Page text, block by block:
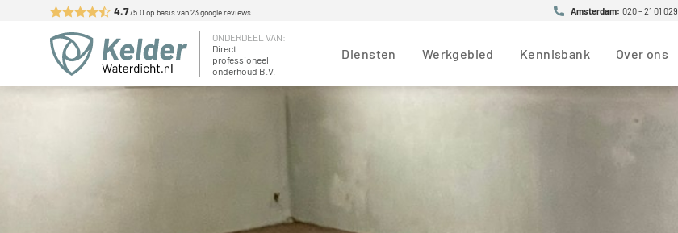
4.7/5.0 op basis van23google reviews Amsterdam: 020 – 21 01 029
Kelderwaterdicht.nl
Maatwerk voor uw kelder
ONDERDEEL VAN:
Direct
professioneel
onderhoud B.V.
Diensten Werkgebied Kennisbank Over ons